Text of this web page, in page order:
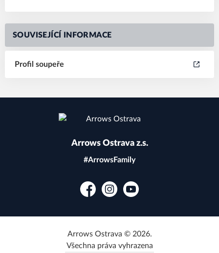
SOUVISEJÍCÍ INFORMACE
Profil soupeře
Arrows Ostrava z.s.
#ArrowsFamily
FacebookInstagramYouTube
Arrows Ostrava © 2026.
Všechna práva vyhrazena